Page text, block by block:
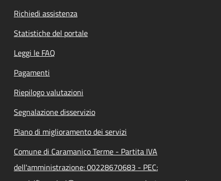
Richiedi assistenza
Statistiche del portale
Leggi le FAQ
Pagamenti
Riepilogo valutazioni
Segnalazione disservizio
Piano di miglioramento dei servizi
Comune di Caramanico Terme - Partita IVA
dell'amministrazione: 00228670683 - PEC: